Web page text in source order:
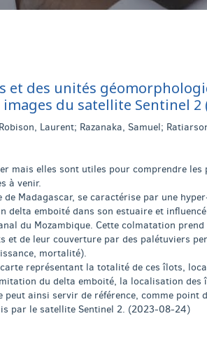
des unités
du satellite Sentinel 2
Laurent; Razanaka, Samuel;
mais elles sont utiles pour comprendre les
à venir.
Madagascar, se caractérise par une
delta emboité dans son estuaire et
du Mozambique. Cette colmatation
de leur couverture par des palétuviers
mortalité).
représentant la totalité de ces îlots,
du delta emboité, la localisation des
ainsi servir de référence, comme point
par le satellite Sentinel 2. (2023-08-24)